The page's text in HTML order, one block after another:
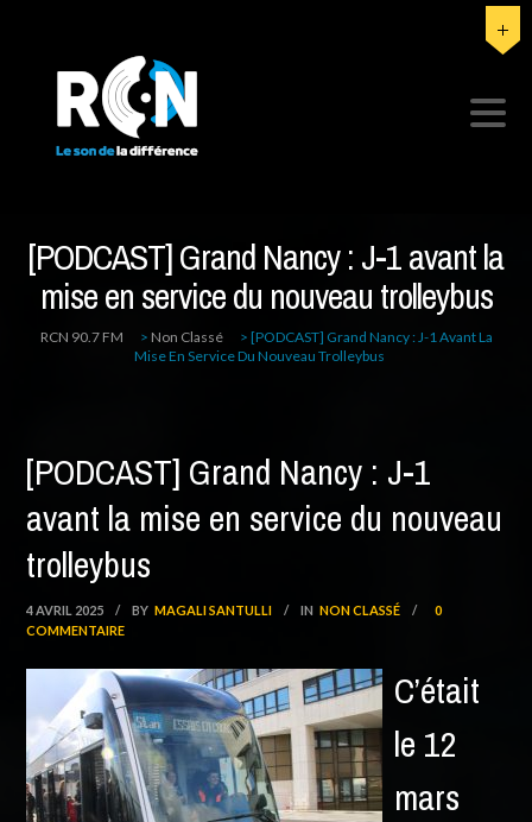
[PODCAST] Grand Nancy : J-1 avant la
mise en service du nouveau trolleybus
RCN 90.7 FM > Non Classé > [PODCAST] Grand Nancy : J-1 Avant La
Mise En Service Du Nouveau Trolleybus
[PODCAST] Grand Nancy : J-1
avant la mise en service du nouveau
trolleybus
4 AVRIL 2025 / BY MAGALI SANTULLI / IN NON CLASSÉ /
0
COMMENTAIRE
C’était
le 12
mars